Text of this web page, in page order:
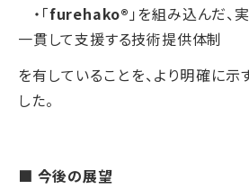
・「furehako® 」を組み込んだ、
一貫して支援する技術提供体制
を有していることを、より明確に
した。
■ 今後の展望